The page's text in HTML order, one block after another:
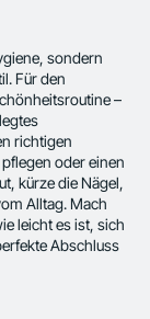
sondern
Für den
–
richtigen
oder einen
kürze die Nägel,
Alltag. Mach
leicht es ist, sich
Abschluss